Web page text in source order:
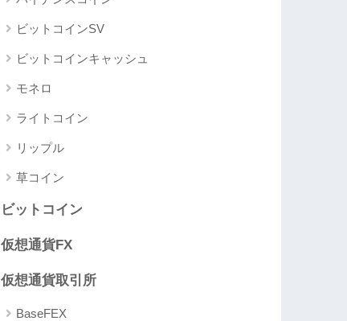
ビットコインSV
ビットコインキャッシュ
モネロ
ライトコイン
リップル
草コイン
ビットコイン
仮想通貨FX
仮想通貨取引所
BaseFEX